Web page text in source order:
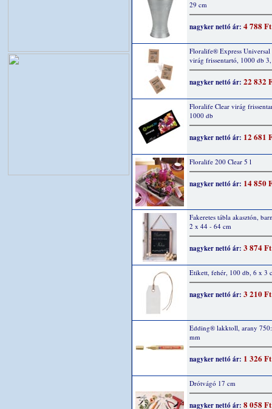
29 cm
nagyker nettó ár: 4 788 Ft
Floralife® Express
virág frissentartó, 1000 db
nagyker nettó ár: 22 832
Floralife Clear virág
1000 db
nagyker nettó ár: 12 681
Floralife 200 Clear 5 l
nagyker nettó ár: 14 850
Fakeretes tábla akasztón,
2 x 44 - 64 cm
nagyker nettó ár: 3 874 Ft
Etikett, fehér, 100 db, 6 x 3
nagyker nettó ár: 3 210 Ft
Edding® lakktoll, arany
mm
nagyker nettó ár: 1 326 Ft
Drótvágó 17 cm
nagyker nettó ár: 8 058 Ft